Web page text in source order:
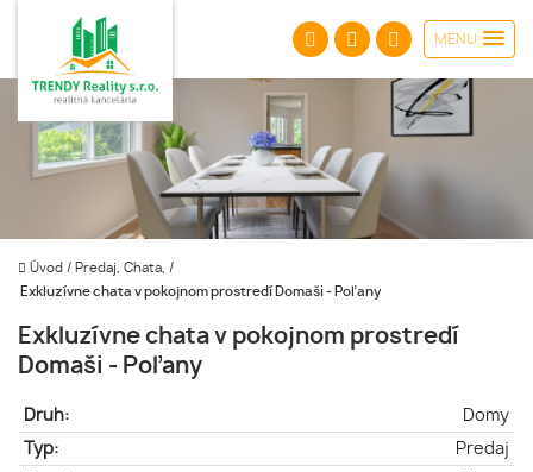
MENU
Úvod / Predaj, Chata, /
Exkluzívne chata v pokojnom prostredí Domaši - Poľany
Exkluzívne chata v pokojnom prostredí
Domaši - Poľany
Druh:
Domy
Typ:
Predaj